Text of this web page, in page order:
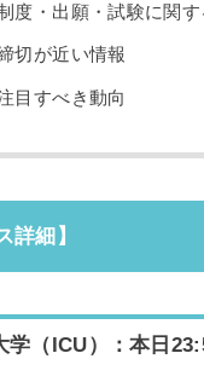
度・出願・試験に関
切が近い情報
目すべき動向
詳細】
学（ICU）：本日